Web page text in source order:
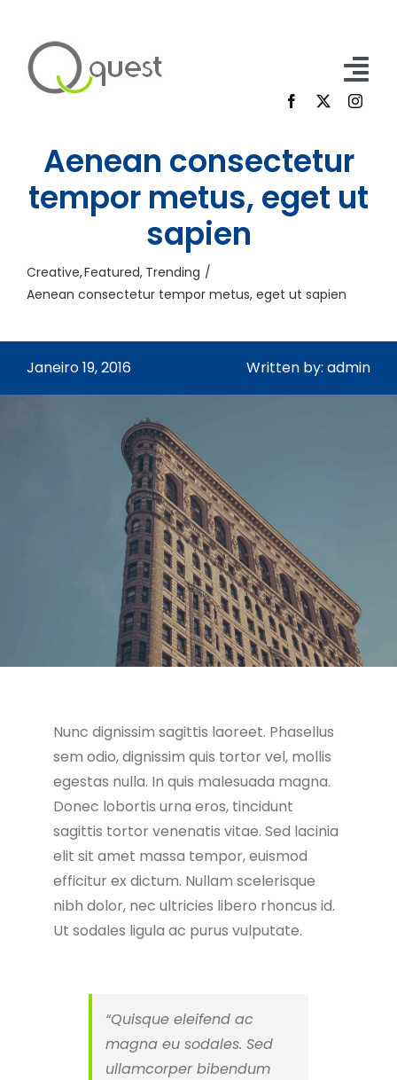
content
Participe
Inscrição/Login
Aenean consectetur
tempor metus, eget ut
sapien
Creative Featured Trending
Aenean consectetur tempor metus, eget ut sapien
Janeiro 19, 2016 Written by: admin
Nunc dignissim sagittis laoreet. Phasellus
sem odio, dignissim quis tortor vel, mollis
egestas nulla. In quis malesuada magna.
Donec lobortis urna eros, tincidunt
sagittis tortor venenatis vitae. Sed lacinia
elit sit amet massa tempor, euismod
efficitur ex dictum. Nullam scelerisque
nibh dolor, nec ultricies libero rhoncus id.
Ut sodales ligula ac purus vulputate.
“Quisque eleifend ac
magna eu sodales. Sed
ullamcorper bibendum